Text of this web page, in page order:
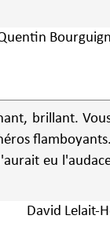
brillant.
eu
David Lelait-